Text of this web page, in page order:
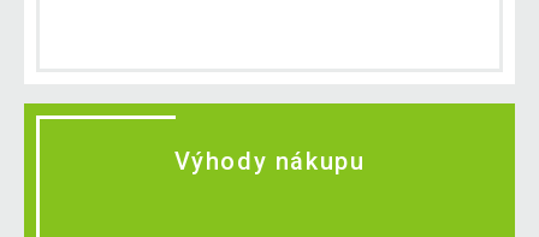
Výhody nákupu